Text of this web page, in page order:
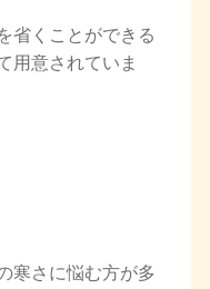
省くことができる
用意されていま
寒さに悩む方が多